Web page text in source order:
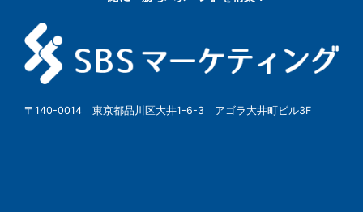
〒140-0014 東京都品川区大井1-6-3 アゴラ大井町ビル3F